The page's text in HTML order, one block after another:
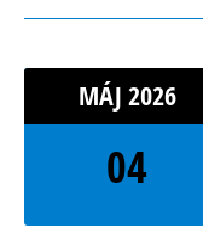
MÁJ 2026
04